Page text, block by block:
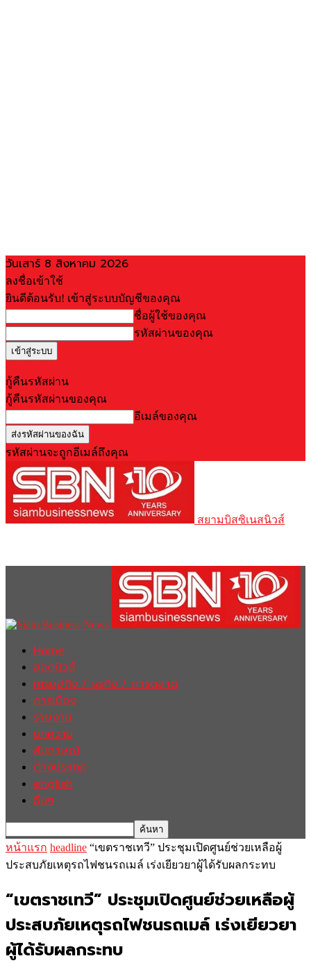
วันเสาร์ 8 สิงหาคม 2026
ลงชื่อเข้าใช้
ยินดีต้อนรับ! เข้าสู่ระบบบัญชีของคุณ
ชื่อผู้ใช้ของคุณ
รหัสผ่านของคุณ
กู้คืนรหัสผ่าน
กู้คืนรหัสผ่านของคุณ
อีเมล์ของคุณ
รหัสผ่านจะถูกอีเมล์ถึงคุณ
สยามบิสซิเนสนิวส์
Home
ฮอตนิวส์
เศรษฐกิจ / ธุรกิจ / การตลาด
การเมือง
รายงาน
บทความ
สัมภาษณ์
ต่างประเทศ
english
อื่นๆ
หน้าแรก headline “เขตราชเทวี” ประชุมเปิดศูนย์ช่วยเหลือผู้
ประสบภัยเหตุรถไฟชนรถเมล์ เร่งเยียวยาผู้ได้รับผลกระทบ
“เขตราชเทวี” ประชุมเปิดศูนย์ช่วยเหลือผู้
ประสบภัยเหตุรถไฟชนรถเมล์ เร่งเยียวยา
ผู้ได้รับผลกระทบ